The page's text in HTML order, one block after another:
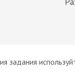
задания